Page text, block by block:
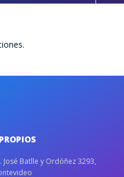
José Batlle y Ordóñez 3293,